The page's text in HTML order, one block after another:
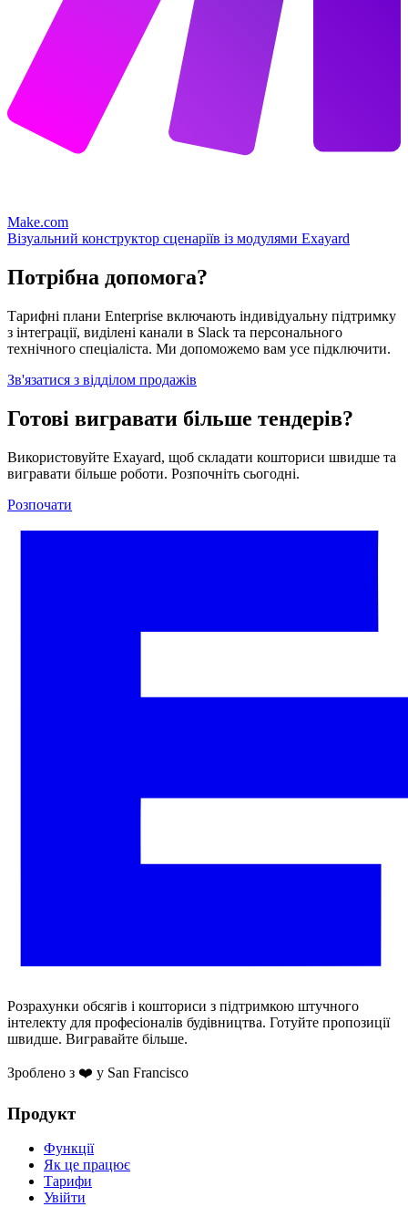
Make.com
Візуальний конструктор сценаріїв із модулями Exayard
Потрібна допомога?
Тарифні плани Enterprise включають індивідуальну підтримку
з інтеграції, виділені канали в Slack та персонального
технічного спеціаліста. Ми допоможемо вам усе підключити.
Зв'язатися з відділом продажів
Готові вигравати більше тендерів?
Використовуйте Exayard, щоб складати кошториси швидше та
вигравати більше роботи. Розпочніть сьогодні.
Розпочати
Розрахунки обсягів і кошториси з підтримкою штучного
інтелекту для професіоналів будівництва. Готуйте пропозиції
швидше. Вигравайте більше.
Зроблено з ❤️ у San Francisco
Продукт
Функції
Як це працює
Тарифи
Увійти